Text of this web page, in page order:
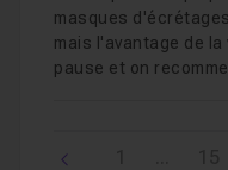
masques
mais l'avantage de
pause et on